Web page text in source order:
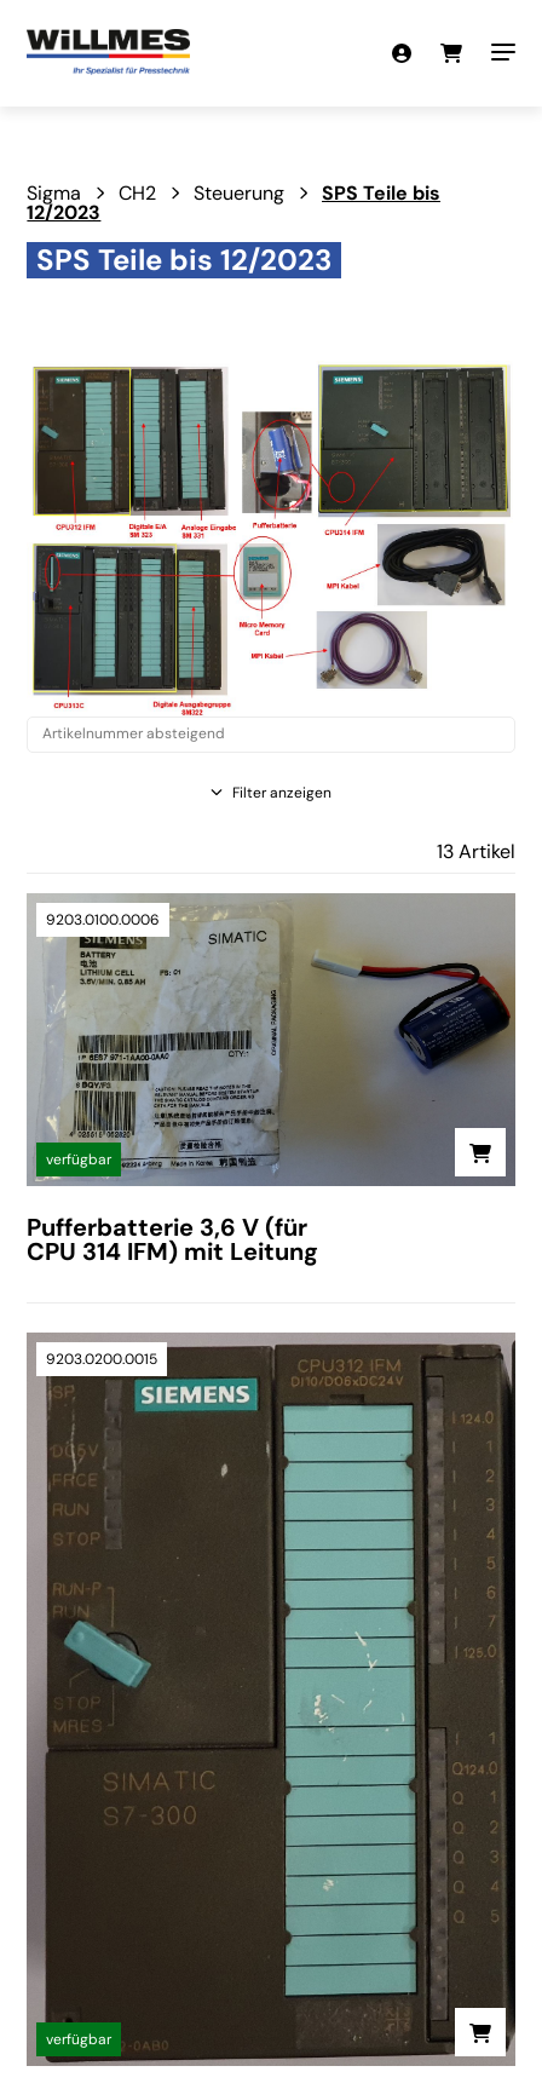
Sigma CH2 Steuerung SPS Teile bis
12/2023
SPS Teile bis 12/2023
Filter anzeigen
13 Artikel
9203.0100.0006
verfügbar
Pufferbatterie 3,6 V (für
CPU 314 IFM) mit Leitung
9203.0200.0015
verfügbar